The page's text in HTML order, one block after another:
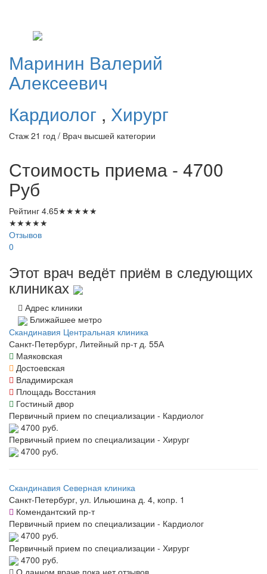
Маринин Валерий
Алексеевич
Кардиолог , Хирург
Стаж 21 год / Врач высшей категории
Стоимость приема - 4700
Руб
Рейтинг 4.65★★★★★
★★★★★
Отзывов
0
Этот врач ведёт приём в следующих
клиниках
Адрес клиники
Ближайшее метро
Скандинавия Центральная клиника
Санкт-Петербург, Литейный пр-т д. 55А
Маяковская
Достоевская
Владимирская
Площадь Восстания
Гостиный двор
Первичный прием по специализации - Кардиолог
4700 руб.
Первичный прием по специализации - Хирург
4700 руб.
Скандинавия Северная клиника
Санкт-Петербург, ул. Ильюшина д. 4, копр. 1
Комендантский пр-т
Первичный прием по специализации - Кардиолог
4700 руб.
Первичный прием по специализации - Хирург
4700 руб.